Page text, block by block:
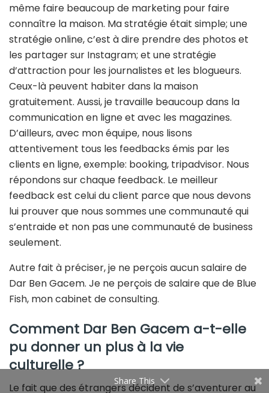
même faire beaucoup de marketing pour faire
connaître la maison. Ma stratégie était simple; une
stratégie online, c’est à dire prendre des photos et
les partager sur Instagram; et une stratégie
d’attraction pour les journalistes et les blogueurs.
Ceux-là peuvent habiter dans la maison
gratuitement. Aussi, je travaille beaucoup dans la
communication en ligne et avec les magazines.
D’ailleurs, avec mon équipe, nous lisons
attentivement tous les feedbacks émis par les
clients en ligne, exemple: booking, tripadvisor. Nous
répondons sur chaque feedback. Le meilleur
feedback est celui du client parce que nous devons
lui prouver que nous sommes une communauté qui
s’entraide et non pas une communauté de business
seulement.
Autre fait à préciser, je ne perçois aucun salaire de
Dar Ben Gacem. Je ne perçois de salaire que de Blue
Fish, mon cabinet de consulting.
Comment Dar Ben Gacem a-t-elle
pu donner un plus à la vie
culturelle ?
Le fait que des étrangers décident de s’aventurer au
Share This